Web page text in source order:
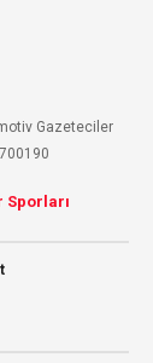
Gazeteciler
Sporları